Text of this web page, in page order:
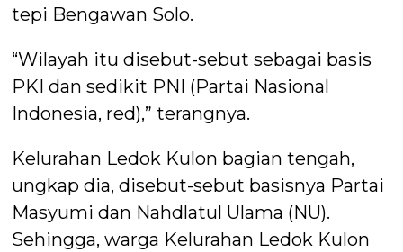
tepi Bengawan Solo.
“Wilayah itu disebut-sebut sebagai basis
PKI dan sedikit PNI (Partai Nasional
Indonesia, red),” terangnya.
Kelurahan Ledok Kulon bagian tengah,
ungkap dia, disebut-sebut basisnya Partai
Masyumi dan Nahdlatul Ulama (NU).
Sehingga, warga Kelurahan Ledok Kulon